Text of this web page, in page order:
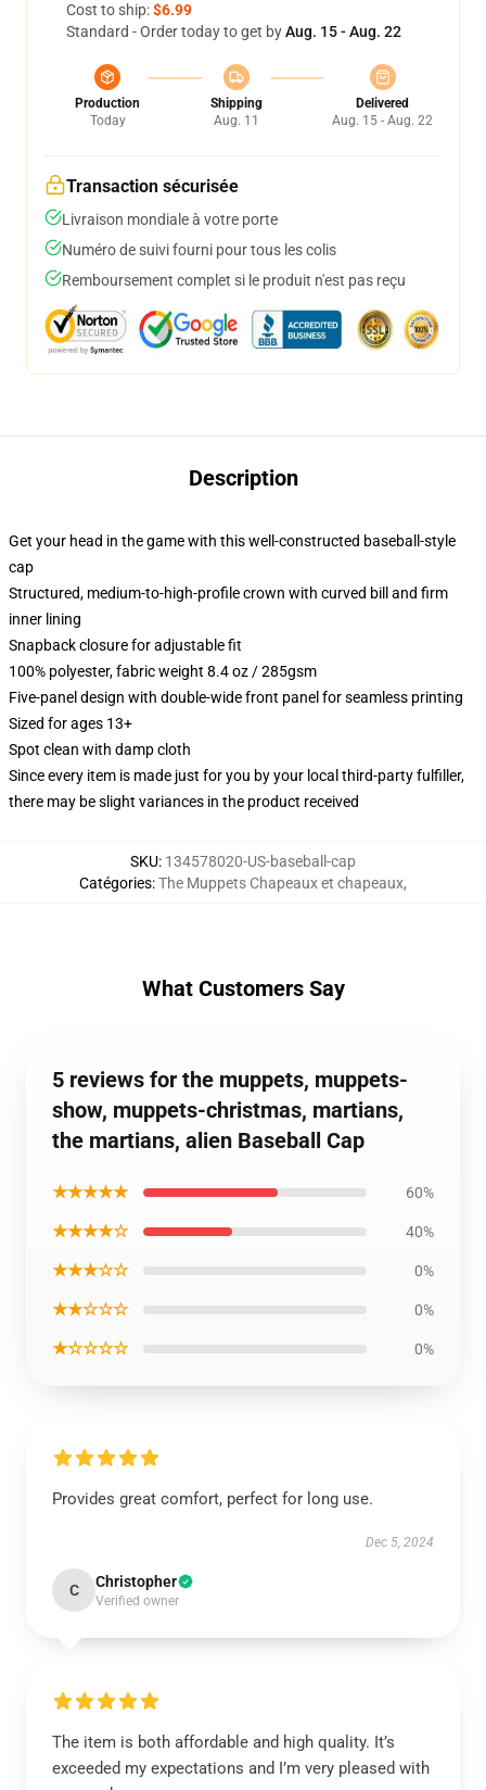
Cost to ship:$6.99
Standard - Order today to get byAug. 15 - Aug. 22
Production
Today
Shipping
Aug. 11
Delivered
Aug. 15 - Aug. 22
Transaction sécurisée
Livraison mondiale à votre porte
Numéro de suivi fourni pour tous les colis
Remboursement complet si le produit n'est pas reçu
Description
Get your head in the game with this well-constructed baseball-style
cap
Structured, medium-to-high-profile crown with curved bill and firm
inner lining
Snapback closure for adjustable fit
100% polyester, fabric weight 8.4 oz / 285gsm
Five-panel design with double-wide front panel for seamless printing
Sized for ages 13+
Spot clean with damp cloth
Since every item is made just for you by your local third-party fulfiller,
there may be slight variances in the product received
SKU: 134578020-US-baseball-cap
Catégories:The Muppets Chapeaux et chapeaux,
What Customers Say
5 reviews for the muppets, muppets-
show, muppets-christmas, martians,
the martians, alien Baseball Cap
★★★★★ 60%
★★★★☆ 40%
★★★☆☆ 0%
★★☆☆☆ 0%
★☆☆☆☆ 0%
Provides great comfort, perfect for long use.
Dec 5, 2024
C Christopher
Verified owner
The item is both affordable and high quality. It’s
exceeded my expectations and I’m very pleased with